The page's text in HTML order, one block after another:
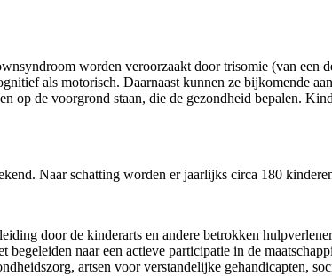
worden veroorzaakt door trisomie (van een
als motorisch. Daarnaast kunnen ze bijkomende
op de voorgrond staan, die de gezondheid bepalen.
Naar schatting worden er jaarlijks circa 180
door de kinderarts en andere betrokken
naar een actieve participatie in de
artsen voor verstandelijke gehandicapten,